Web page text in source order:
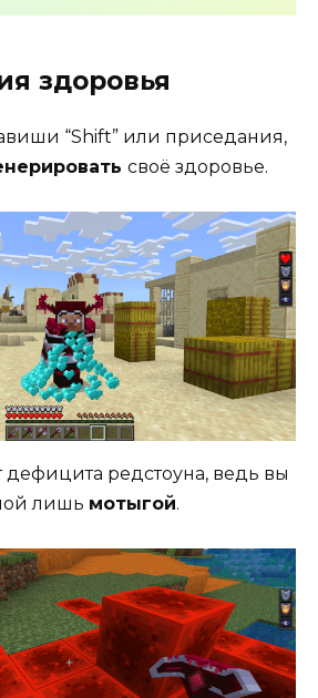
здоровья
“Shift” или приседания,
своё здоровье.
редстоуна, ведь вы
лишь мотыгой.